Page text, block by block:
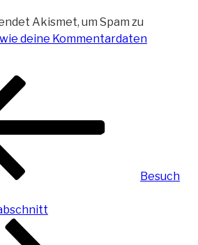
Akismet, um Spam zu
deine Kommentardaten
Besuch